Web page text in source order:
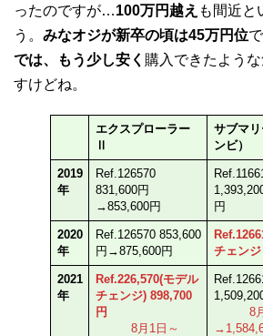
ったのですが…100万円越え も間近と
う。 みなオジが新卒の頃は45万円位
では、もう少し安く 購入できたよう
すけどね。
エクスプローラー
Ⅱ
サブマ
ンビ）
2019
年
Ref.126570
831,600円
→853,600円
円
2020
年
Ref.126570 853,600
円→875,600円
チェンジ
2021
年
Ref.226,570(モデル
チェンジ) 898,700
円
8月1日～
8